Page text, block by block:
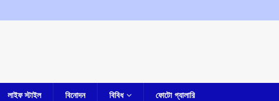
লাইফ স্টাইল বিনোদন বিবিধ ফোটো গ্যালারি